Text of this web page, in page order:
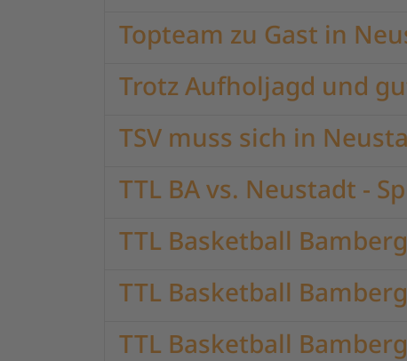
Topteam zu Gast in
Trotz Aufholjagd und
TSV muss sich in
TTL BA vs. Neustadt -
TTL Basketball
TTL Basketball
TTL Basketball